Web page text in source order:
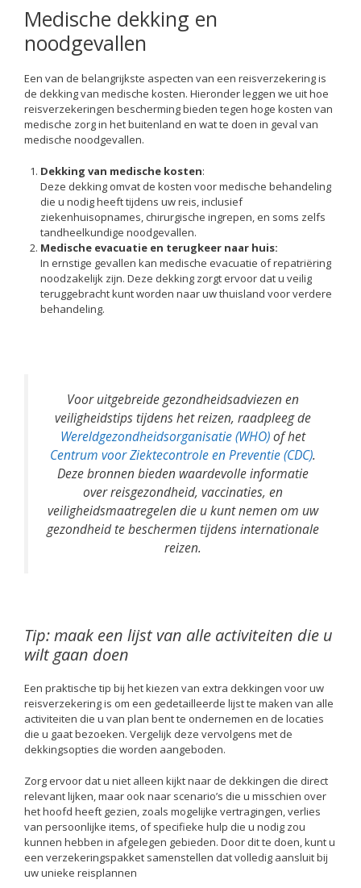
Medische dekking en
noodgevallen
Een van de belangrijkste aspecten van een reisverzekering is
de dekking van medische kosten. Hieronder leggen we uit hoe
reisverzekeringen bescherming bieden tegen hoge kosten van
medische zorg in het buitenland en wat te doen in geval van
medische noodgevallen.
Dekking van medische kosten:
Deze dekking omvat de kosten voor medische behandeling
die u nodig heeft tijdens uw reis, inclusief
ziekenhuisopnames, chirurgische ingrepen, en soms zelfs
tandheelkundige noodgevallen.
Medische evacuatie en terugkeer naar huis:
In ernstige gevallen kan medische evacuatie of repatriëring
noodzakelijk zijn. Deze dekking zorgt ervoor dat u veilig
teruggebracht kunt worden naar uw thuisland voor verdere
behandeling.
Voor uitgebreide gezondheidsadviezen en
veiligheidstips tijdens het reizen, raadpleeg de
Wereldgezondheidsorganisatie (WHO)of het
Centrum voor Ziektecontrole en Preventie (CDC).
Deze bronnen bieden waardevolle informatie
over reisgezondheid, vaccinaties, en
veiligheidsmaatregelen die u kunt nemen om uw
gezondheid te beschermen tijdens internationale
reizen.
Tip: maak een lijst van alle activiteiten die u
wilt gaan doen
Een praktische tip bij het kiezen van extra dekkingen voor uw
reisverzekering is om een gedetailleerde lijst te maken van alle
activiteiten die u van plan bent te ondernemen en de locaties
die u gaat bezoeken. Vergelijk deze vervolgens met de
dekkingsopties die worden aangeboden.
Zorg ervoor dat u niet alleen kijkt naar de dekkingen die direct
relevant lijken, maar ook naar scenario’s die u misschien over
het hoofd heeft gezien, zoals mogelijke vertragingen, verlies
van persoonlijke items, of specifieke hulp die u nodig zou
kunnen hebben in afgelegen gebieden. Door dit te doen, kunt u
een verzekeringspakket samenstellen dat volledig aansluit bij
uw unieke reisplannen